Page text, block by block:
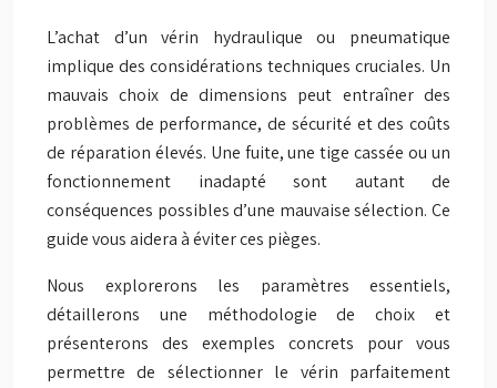
L’achat d’un vérin hydraulique ou pneumatique
implique des considérations techniques cruciales. Un
mauvais choix de dimensions peut entraîner des
problèmes de performance, de sécurité et des coûts
de réparation élevés. Une fuite, une tige cassée ou un
fonctionnement inadapté sont autant de
conséquences possibles d’une mauvaise sélection. Ce
guide vous aidera à éviter ces pièges.
Nous explorerons les paramètres essentiels,
détaillerons une méthodologie de choix et
présenterons des exemples concrets pour vous
permettre de sélectionner le vérin parfaitement